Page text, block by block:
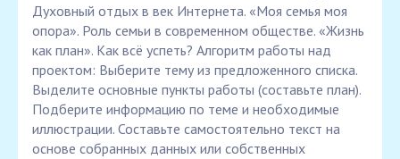
Духовный отдых в век Интернета. «Моя семья моя
опора». Роль семьи в современном обществе. «Жизнь
как план». Как всё успеть? Алгоритм работы над
проектом: Выберите тему из предложенного списка.
Выделите основные пункты работы (составьте план).
Подберите информацию по теме и необходимые
иллюстрации. Составьте самостоятельно текст на
основе собранных данных или собственных